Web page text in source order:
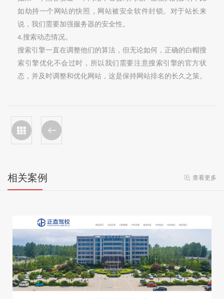
如劫持一个网站的快照，网站被安全软件封锁。对于站长来
说，我们需要加强服务器的安全性。
4.搜索动态情况。
搜索引擎一直在调整他们的算法，但无论如何，正确的白帽搜
索引擎优化不会过时，所以我们需要注意搜索引擎的官方状
态，并及时调整和优化网站，这是保持网站排名的长久之策。
相关案例 查看更多